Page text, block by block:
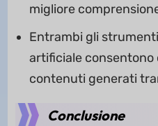
migliore
Entrambi gli
artificiale consentono
contenuti generati
Conclusione